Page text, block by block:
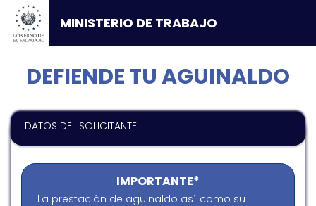
MINISTERIO DE TRABAJO
DEFIENDE TU AGUINALDO
DATOS DEL SOLICITANTE
IMPORTANTE*
La prestación de aguinaldo así como su